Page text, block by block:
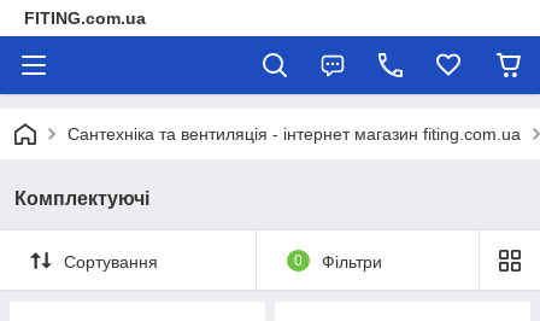
FITING.com.ua
Сантехніка та вентиляція - інтернет магазин fiting.com.ua
Комплектуючі
Сортування 0 Фільтри